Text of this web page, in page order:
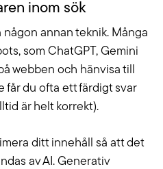
inom sök
annan teknik. Många
som ChatGPT, Gemini
webben och hänvisa till
får du ofta ett färdigt svar
är helt korrekt).
ditt innehåll så att det
av AI. Generativ